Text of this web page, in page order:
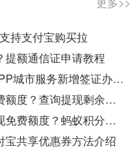
持支付宝购买拉
提额通信证申请教程
支付宝“百程”联手！支付宝APP城市服务新增签证办理功能
支付宝如何查询提现剩余免费额度？查询提现剩余免费额度方法介绍
支付宝蚂蚁积分怎么兑换提现免费额度？蚂蚁积分兑换免费额度技巧
共享优惠券方法介绍